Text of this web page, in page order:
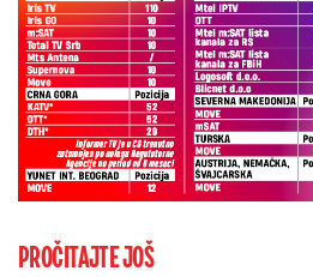
PROČITAJTE JOŠ